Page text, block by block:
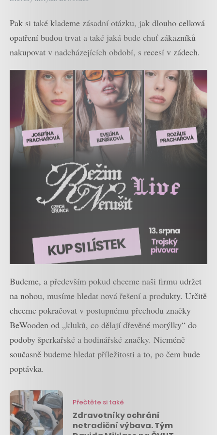
Pak si také klademe zásadní otázku, jak dlouho celková
opatření budou trvat a také jaká bude chuť zákazníků
nakupovat v nadcházejících období, s recesí v zádech.
Budeme, a především pokud chceme naši firmu udržet
na nohou, musíme hledat nová řešení a produkty. Určitě
chceme pokračovat v postupnému přechodu značky
BeWooden od „kluků, co dělají dřevěné motýlky“ do
podoby šperkařské a hodinářské značky. Nicméně
současně budeme hledat příležitosti a to, po čem bude
poptávka.
Přečtěte si také
Zdravotníky ochrání
netradiční výbava. Tým